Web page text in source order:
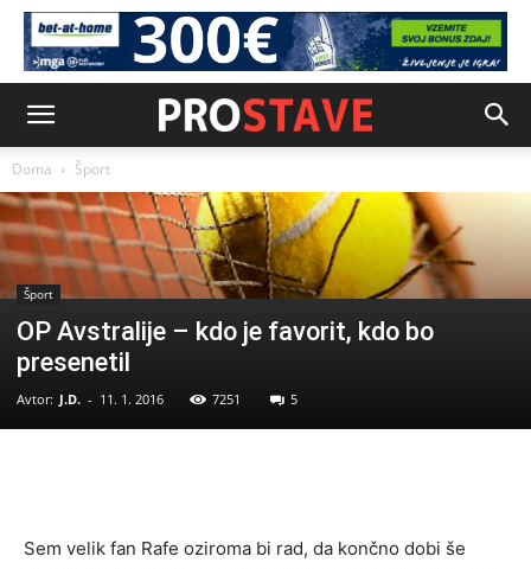
Doma Šport
Šport
OP Avstralije – kdo je favorit, kdo bo
presenetil
Avtor: J.D. - 11. 1. 2016 7251 5
Sem velik fan Rafe oziroma bi rad, da končno dobi še